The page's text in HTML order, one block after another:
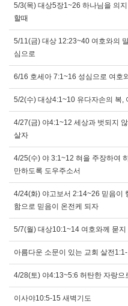
5/3(목) 대상5장1~26 하나님을 의
할때
5/11(금) 대상 12:23~40 여호와의
심으로
6/16 호세아 7:1~16 성심으로 여호
5/2(수) 대상4:1~10 유다자손의 복,
4/27(금) 야4:1~12 세상과 벗되지
살자
4/25(수) 야 3:1~12 혀을 주장하여
만하도록 도우주소서
4/24(화) 야고보서 2:14~26 믿음이
함으로 믿음이 온전케 되자
5/7(월) 대상10:1~14 여호와께 묻지
아름다운 소문이 있는 교회 살전
4/28(토) 야4:13~5:6 허탄한 자랑으
이사야10:5-15 새벽기도